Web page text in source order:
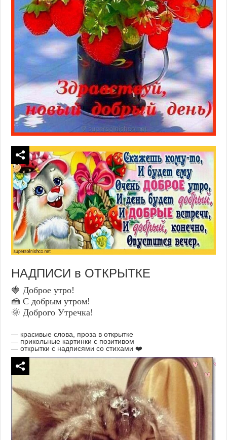
НАДПИСИ в ОТКРЫТКЕ
🍓 Доброе утро!
🍰 С добрым утром!
🌞 Доброго Утречка!
— красивые слова, проза в открытке
— прикольные картинки с позитивом
— открытки с надписями со стихами ❤️